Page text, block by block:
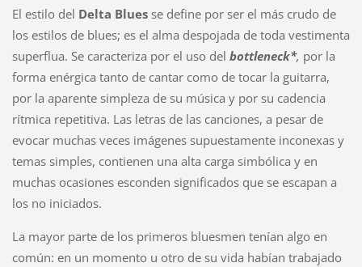
El estilo del Delta Bluesse define por ser el más crudo de
los estilos de blues; es el alma despojada de toda vestimenta
superflua. Se caracteriza por el uso del bottleneck*, por la
forma enérgica tanto de cantar como de tocar la guitarra,
por la aparente simpleza de su música y por su cadencia
rítmica repetitiva. Las letras de las canciones, a pesar de
evocar muchas veces imágenes supuestamente inconexas y
temas simples, contienen una alta carga simbólica y en
muchas ocasiones esconden significados que se escapan a
los no iniciados.
La mayor parte de los primeros bluesmen tenían algo en
común: en un momento u otro de su vida habían trabajado